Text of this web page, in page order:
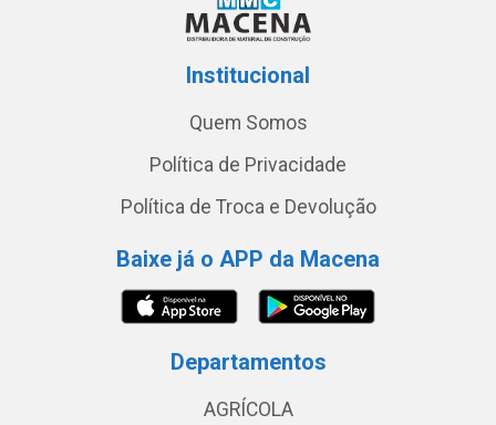
Institucional
Quem Somos
Política de Privacidade
Política de Troca e Devolução
Baixe já o APP da Macena
Departamentos
AGRÍCOLA